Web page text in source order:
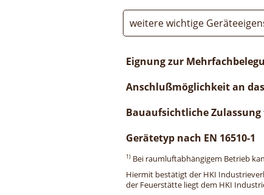
weitere wichtige
Eignung zur
Anschlußmöglichkeit an
Bauaufsichtliche
Gerätetyp nach EN 16510-1
1) Bei raumluftabhängigem Betrieb
Hiermit bestätigt der HKI
der Feuerstätte liegt dem HKI